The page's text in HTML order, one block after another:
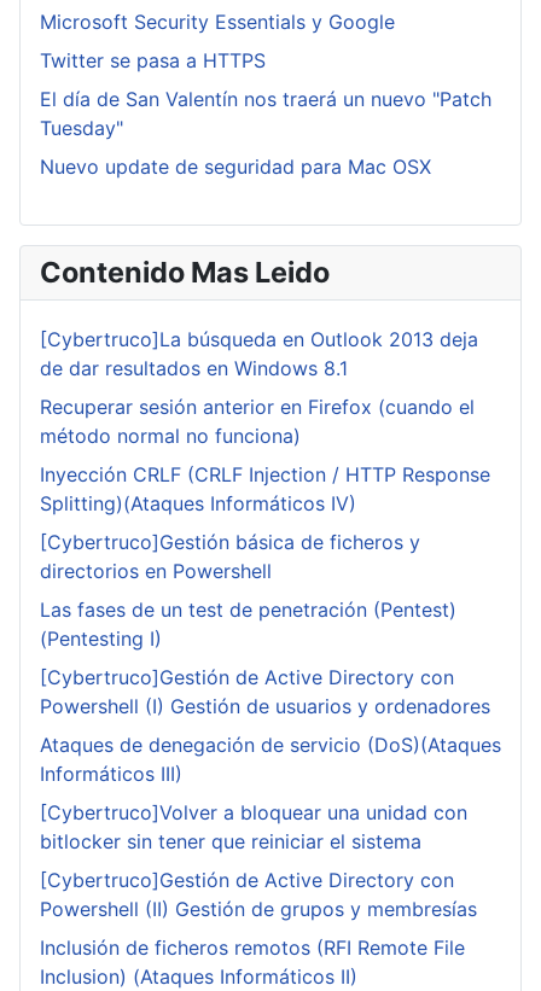
Microsoft Security Essentials y Google
Twitter se pasa a HTTPS
El día de San Valentín nos traerá un nuevo "Patch
Tuesday"
Nuevo update de seguridad para Mac OSX
Contenido Mas Leido
[Cybertruco]La búsqueda en Outlook 2013 deja
de dar resultados en Windows 8.1
Recuperar sesión anterior en Firefox (cuando el
método normal no funciona)
Inyección CRLF (CRLF Injection / HTTP Response
Splitting)(Ataques Informáticos IV)
[Cybertruco]Gestión básica de ficheros y
directorios en Powershell
Las fases de un test de penetración (Pentest)
(Pentesting I)
[Cybertruco]Gestión de Active Directory con
Powershell (I) Gestión de usuarios y ordenadores
Ataques de denegación de servicio (DoS)(Ataques
Informáticos III)
[Cybertruco]Volver a bloquear una unidad con
bitlocker sin tener que reiniciar el sistema
[Cybertruco]Gestión de Active Directory con
Powershell (II) Gestión de grupos y membresías
Inclusión de ficheros remotos (RFI Remote File
Inclusion) (Ataques Informáticos II)